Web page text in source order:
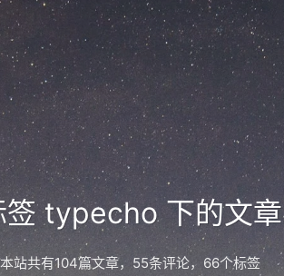
签 typecho 下的文章
本站共有104篇文章，55条评论，66个标签